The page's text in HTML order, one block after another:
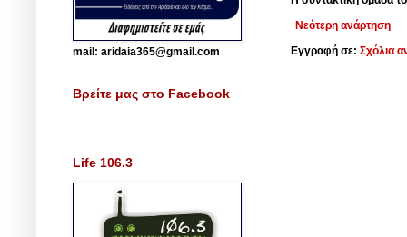
Νεότερη ανάρτηση
Εγγραφή σε: Σχόλια
mail: aridaia365@gmail.com
Βρείτε μας στο Facebook
Life 106.3